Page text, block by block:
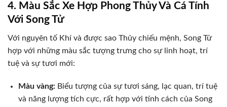
4. Màu Sắc Xe Hợp Phong Thủy Và Cá Tính
Với Song Tử
Với nguyên tố Khí và được sao Thủy chiếu mệnh, Song Tử
hợp với những màu sắc tượng trưng cho sự linh hoạt, trí
tuệ và sự tươi mới:
Màu vàng:Biểu tượng của sự tươi sáng, lạc quan, trí tuệ
và năng lượng tích cực, rất hợp với tính cách của Song